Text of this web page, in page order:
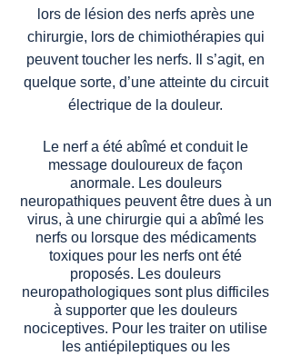
lors de lésion des nerfs après une
chirurgie, lors de chimiothérapies qui
peuvent toucher les nerfs. Il s’agit, en
quelque sorte, d’une atteinte du circuit
électrique de la douleur.
Le nerf a été abîmé et conduit le
message douloureux de façon
anormale. Les douleurs
neuropathiques peuvent être dues à un
virus, à une chirurgie qui a abîmé les
nerfs ou lorsque des médicaments
toxiques pour les nerfs ont été
proposés. Les douleurs
neuropathologiques sont plus difficiles
à supporter que les douleurs
nociceptives. Pour les traiter on utilise
les antiépileptiques ou les